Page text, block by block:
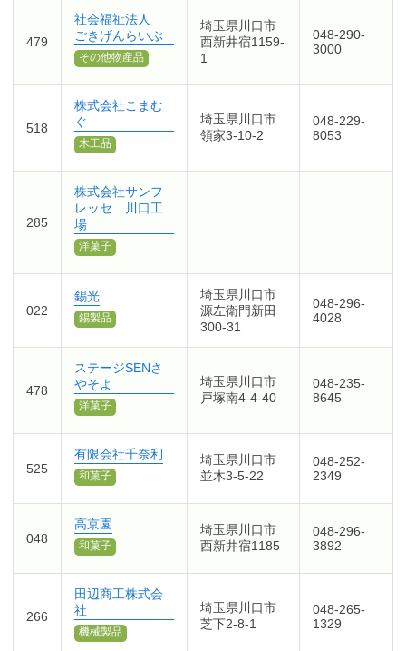
479
社会福祉法人
ごきげんらいぶ
その他物産品
埼玉県川口市
西新井宿1159-
1
048-290-
3000
518
株式会社こまむ
ぐ
木工品
埼玉県川口市
領家3-10-2
048-229-
8053
285
株式会社サンフ
レッセ 川口工
場
洋菓子
022
錫光
錫製品
埼玉県川口市
源左衛門新田
300-31
048-296-
4028
478
ステージSENさ
やそよ
洋菓子
埼玉県川口市
戸塚南4-4-40
048-235-
8645
525
有限会社千奈利
和菓子
埼玉県川口市
並木3-5-22
048-252-
2349
048
高京園
和菓子
埼玉県川口市
西新井宿1185
048-296-
3892
266
田辺商工株式会
社
機械製品
埼玉県川口市
芝下2-8-1
048-265-
1329